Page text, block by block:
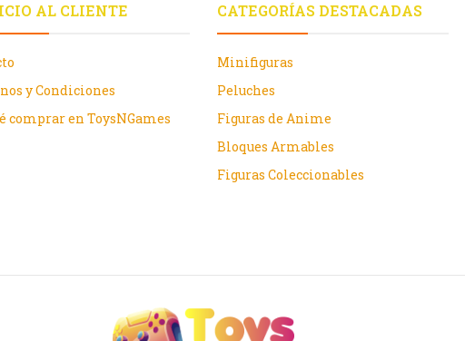
AL CLIENTE
y Condiciones
comprar en ToysNGames
CATEGORÍAS DESTACADAS
Minifiguras
Peluches
Figuras de Anime
Bloques Armables
Figuras Coleccionables